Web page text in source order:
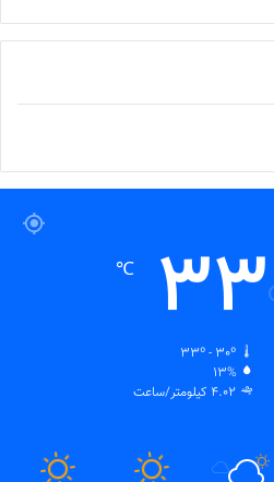
33
℃
33º - 30º
13%
4.02 کیلومتر/ساعت